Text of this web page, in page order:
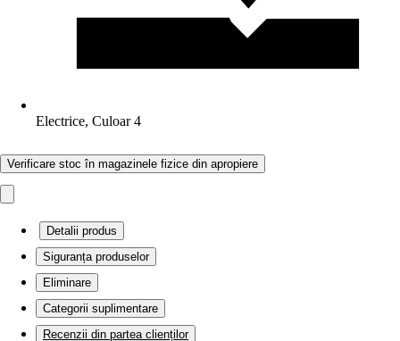
Electrice, Culoar 4
Verificare stoc în magazinele fizice din apropiere
Detalii produs
Siguranța produselor
Eliminare
Categorii suplimentare
Recenzii din partea clienților